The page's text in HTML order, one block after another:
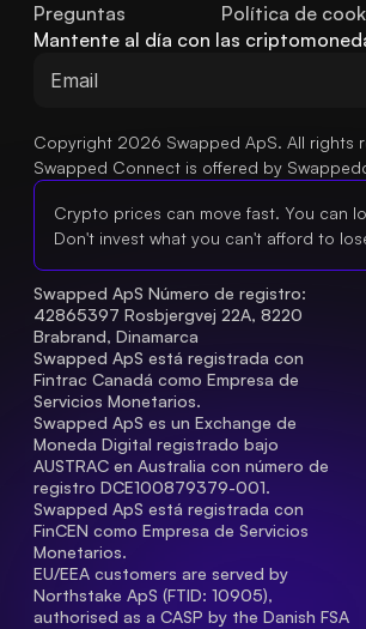
Preguntas
frecuentes
Política de
Mantente al día con las
Copyright 2026 Swapped ApS. All rights
Swapped Connect is offered by
Crypto prices can move fast. You can
Don't invest what you can't afford to
Swapped ApS Número de registro:
42865397 Rosbjergvej 22A, 8220
Brabrand, Dinamarca
Swapped ApS está registrada con
Fintrac Canadá como Empresa de
Servicios Monetarios.
Swapped ApS es un Exchange de
Moneda Digital registrado bajo
AUSTRAC en Australia con número de
registro DCE100879379-001.
Swapped ApS está registrada con
FinCEN como Empresa de Servicios
Monetarios.
EU/EEA customers are served by
Northstake ApS (FTID: 10905),
authorised as a CASP by the Danish FSA